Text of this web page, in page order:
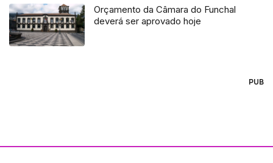
Orçamento da Câmara do Funchal
deverá ser aprovado hoje
PUB